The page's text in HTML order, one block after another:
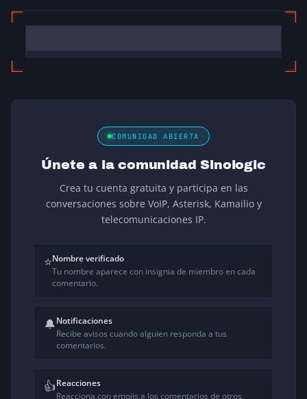
COMUNIDAD ABIERTA
Únete a la comunidad Sinologic
Crea tu cuenta gratuita y participa en las
conversaciones sobre VoIP, Asterisk, Kamailio y
telecomunicaciones IP.
⭐Nombre verificado
Tu nombre aparece con insignia de miembro en cada
comentario.
🔔Notificaciones
Recibe avisos cuando alguien responda a tus
comentarios.
👍Reacciones
Reacciona con emojis a los comentarios de otros